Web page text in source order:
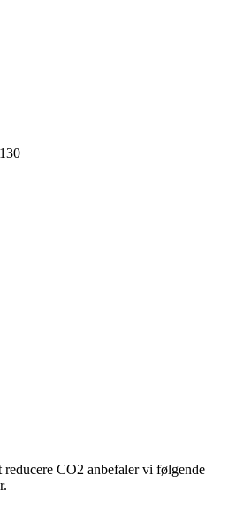
reducere CO2 anbefaler vi følgende